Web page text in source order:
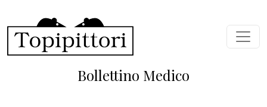
Bollettino Medico